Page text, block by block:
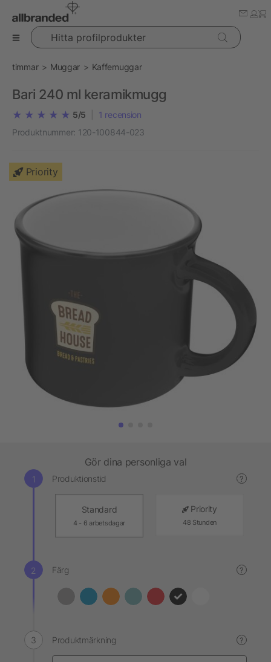
Hitta profilprodukter
timmar Muggar Kaffemuggar
Bari 240 ml keramikmugg
5/5 1 recension
Produktnummer: 120-100844-023
Priority
Gör dina personliga val
Produktionstid ?
Standard
4 - 6 arbetsdagar
Priority
48 Stunden
Färg ?
Produktmärkning ?